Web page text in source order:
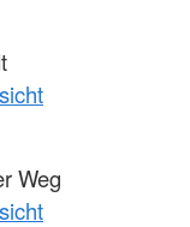
Weg